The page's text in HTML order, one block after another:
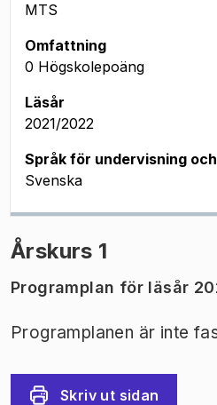
MTS
Omfattning
0 Högskolepoäng
Läsår
2021/2022
Språk för undervisning
Svenska
Årskurs 1
Programplan för läsår
Programplanen är inte
Skriv ut sidan